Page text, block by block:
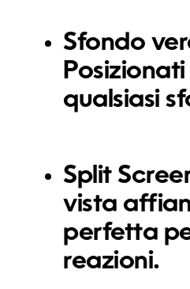
Sfondo
qualsiasi
Split
vista
perfetta
reazioni.